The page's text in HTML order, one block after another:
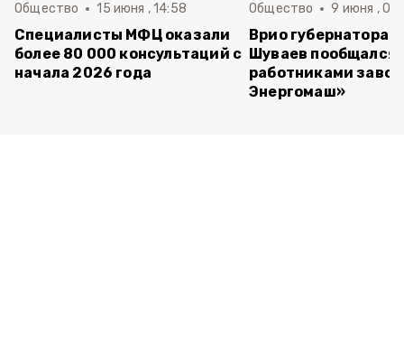
Общество 15 июня , 14:58
Специалисты МФЦ оказали
более 80 000 консультаций с
начала 2026 года
Общество 9 июня ,
Врио губернатора
Шуваев пообщался
работниками
Энергомаш»